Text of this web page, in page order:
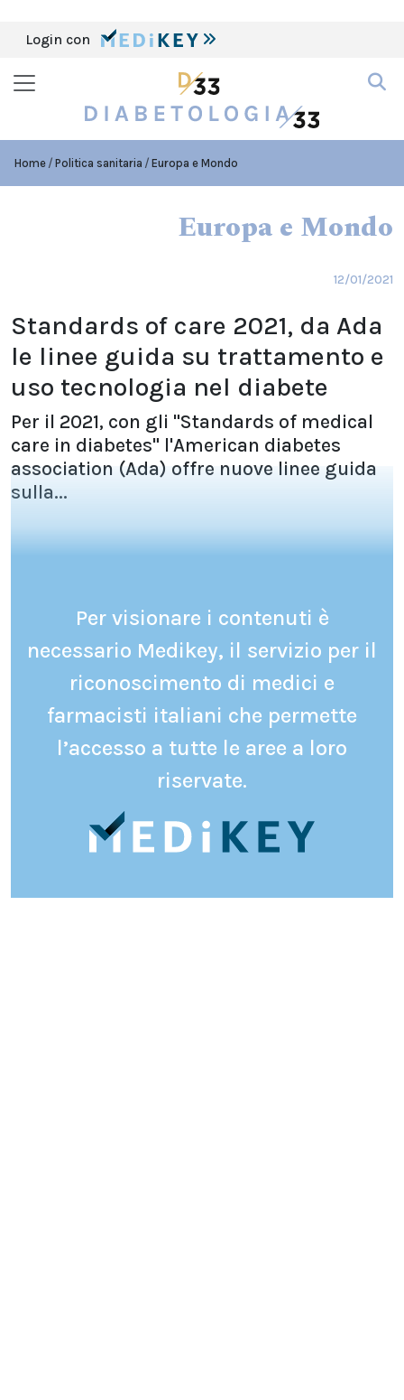
Login con
Home Politica sanitaria Europa e Mondo
Europa e Mondo
12/01/2021
Standards of care 2021, da Ada
le linee guida su trattamento e
uso tecnologia nel diabete
Per il 2021, con gli "Standards of medical
care in diabetes" l'American diabetes
association (Ada) offre nuove linee guida
sulla...
Per visionare i contenuti è
necessario Medikey, il servizio per il
riconoscimento di medici e
farmacisti italiani che permette
l’accesso a tutte le aree a loro
riservate.